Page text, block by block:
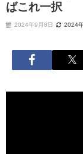
ばこれ一択
2024年9月8日 2024